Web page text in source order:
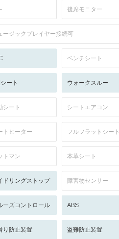
後席モニター
ージックプレイヤー接続可
ベンチシート
ート ウォークスルー
シート シートエアコン
トヒーター フルフラットシート
トマン 本革シート
ドリングストップ 障害物センサー
ーズコントロール ABS
り防止装置 盗難防止装置